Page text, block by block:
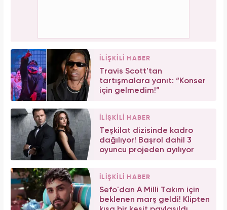
İLİŞKİLİ HABER
Travis Scott'tan
tartışmalara yanıt: “Konser
için gelmedim!”
İLİŞKİLİ HABER
Teşkilat dizisinde kadro
dağılıyor! Başrol dahil 3
oyuncu projeden ayılıyor
İLİŞKİLİ HABER
Sefo'dan A Milli Takım için
beklenen marş geldi! Klipten